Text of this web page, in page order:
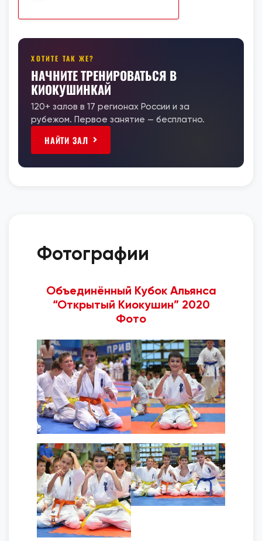
ХОТИТЕ ТАК ЖЕ?
НАЧНИТЕ ТРЕНИРОВАТЬСЯ В
КИОКУШИНКАЙ
120+ залов в 17 регионах России и за
рубежом. Первое занятие — бесплатно.
НАЙТИ ЗАЛ
Фотографии
Объединённый Кубок Альянса
“Открытый Киокушин” 2020
Фото